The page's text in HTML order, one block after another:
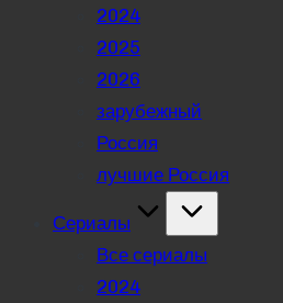
2024
2025
2026
зарубежный
Россия
лучшие Россия
Сериалы
Все сериалы
2024